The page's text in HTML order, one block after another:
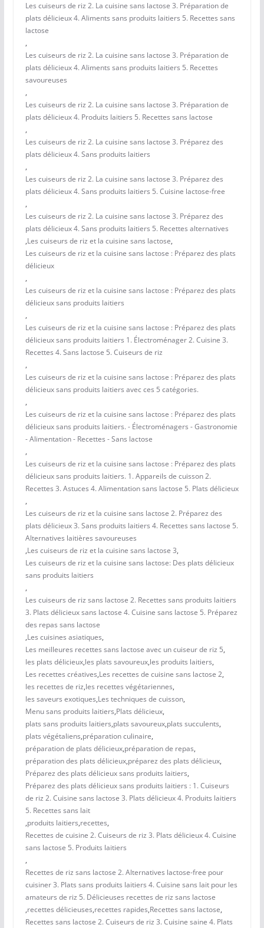
Les cuiseurs de riz 2. La cuisine sans lactose 3. Préparation de
plats délicieux 4. Aliments sans produits laitiers 5. Recettes sans
lactose
,
Les cuiseurs de riz 2. La cuisine sans lactose 3. Préparation de
plats délicieux 4. Aliments sans produits laitiers 5. Recettes
savoureuses
,
Les cuiseurs de riz 2. La cuisine sans lactose 3. Préparation de
plats délicieux 4. Produits laitiers 5. Recettes sans lactose
,
Les cuiseurs de riz 2. La cuisine sans lactose 3. Préparez des
plats délicieux 4. Sans produits laitiers
,
Les cuiseurs de riz 2. La cuisine sans lactose 3. Préparez des
plats délicieux 4. Sans produits laitiers 5. Cuisine lactose-free
,
Les cuiseurs de riz 2. La cuisine sans lactose 3. Préparez des
plats délicieux 4. Sans produits laitiers 5. Recettes alternatives
,Les cuiseurs de riz et la cuisine sans lactose,
Les cuiseurs de riz et la cuisine sans lactose : Préparez des plats
délicieux
,
Les cuiseurs de riz et la cuisine sans lactose : Préparez des plats
délicieux sans produits laitiers
,
Les cuiseurs de riz et la cuisine sans lactose : Préparez des plats
délicieux sans produits laitiers 1. Électroménager 2. Cuisine 3.
Recettes 4. Sans lactose 5. Cuiseurs de riz
,
Les cuiseurs de riz et la cuisine sans lactose : Préparez des plats
délicieux sans produits laitiers avec ces 5 catégories.
,
Les cuiseurs de riz et la cuisine sans lactose : Préparez des plats
délicieux sans produits laitiers. - Électroménagers - Gastronomie
- Alimentation - Recettes - Sans lactose
,
Les cuiseurs de riz et la cuisine sans lactose : Préparez des plats
délicieux sans produits laitiers. 1. Appareils de cuisson 2.
Recettes 3. Astuces 4. Alimentation sans lactose 5. Plats délicieux
,
Les cuiseurs de riz et la cuisine sans lactose 2. Préparez des
plats délicieux 3. Sans produits laitiers 4. Recettes sans lactose 5.
Alternatives laitières savoureuses
,Les cuiseurs de riz et la cuisine sans lactose 3,
Les cuiseurs de riz et la cuisine sans lactose: Des plats délicieux
sans produits laitiers
,
Les cuiseurs de riz sans lactose 2. Recettes sans produits laitiers
3. Plats délicieux sans lactose 4. Cuisine sans lactose 5. Préparez
des repas sans lactose
,Les cuisines asiatiques,
Les meilleures recettes sans lactose avec un cuiseur de riz 5,
les plats délicieux,les plats savoureux,les produits laitiers,
Les recettes créatives,Les recettes de cuisine sans lactose 2,
les recettes de riz,les recettes végétariennes,
les saveurs exotiques,Les techniques de cuisson,
Menu sans produits laitiers,Plats délicieux,
plats sans produits laitiers,plats savoureux,plats succulents,
plats végétaliens,préparation culinaire,
préparation de plats délicieux,préparation de repas,
préparation des plats délicieux,préparez des plats délicieux,
Préparez des plats délicieux sans produits laitiers,
Préparez des plats délicieux sans produits laitiers : 1. Cuiseurs
de riz 2. Cuisine sans lactose 3. Plats délicieux 4. Produits laitiers
5. Recettes sans lait
,produits laitiers,recettes,
Recettes de cuisine 2. Cuiseurs de riz 3. Plats délicieux 4. Cuisine
sans lactose 5. Produits laitiers
,
Recettes de riz sans lactose 2. Alternatives lactose-free pour
cuisiner 3. Plats sans produits laitiers 4. Cuisine sans lait pour les
amateurs de riz 5. Délicieuses recettes de riz sans lactose
,recettes délicieuses,recettes rapides,Recettes sans lactose,
Recettes sans lactose 2. Cuiseurs de riz 3. Cuisine saine 4. Plats